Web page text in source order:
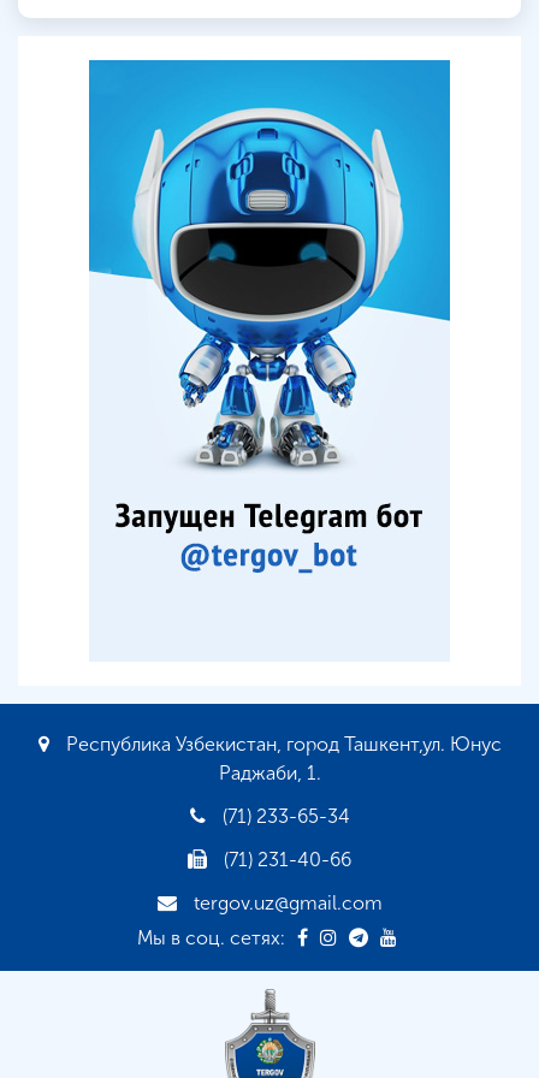
Республика Узбекистан, город Ташкент,ул. Юнус
Раджаби, 1.
(71) 233-65-34
(71) 231-40-66
tergov.uz@gmail.com
Мы в соц. сетях: